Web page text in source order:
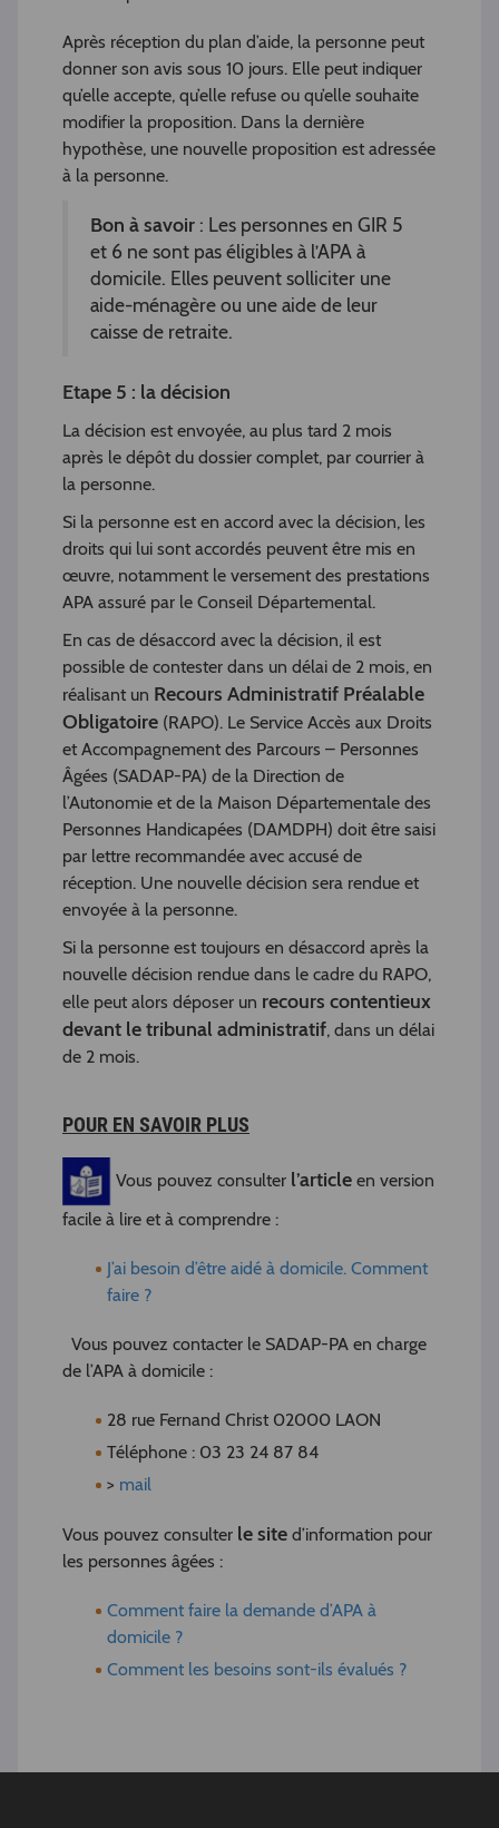
Après réception du plan d’aide, la personne peut
donner son avis sous 10 jours. Elle peut indiquer
qu’elle accepte, qu’elle refuse ou qu’elle souhaite
modifier la proposition. Dans la dernière
hypothèse, une nouvelle proposition est adressée
à la personne.
Bon à savoir : Les personnes en GIR 5
et 6 ne sont pas éligibles à l’APA à
domicile. Elles peuvent solliciter une
aide-ménagère ou une aide de leur
caisse de retraite.
Etape 5 : la décision
La décision est envoyée, au plus tard 2 mois
après le dépôt du dossier complet, par courrier à
la personne.
Si la personne est en accord avec la décision, les
droits qui lui sont accordés peuvent être mis en
œuvre, notamment le versement des prestations
APA assuré par le Conseil Départemental.
En cas de désaccord avec la décision, il est
possible de contester dans un délai de 2 mois, en
réalisant un Recours Administratif Préalable
Obligatoire (RAPO). Le Service Accès aux Droits
et Accompagnement des Parcours – Personnes
Âgées (SADAP-PA) de la Direction de
l’Autonomie et de la Maison Départementale des
Personnes Handicapées (DAMDPH) doit être saisi
par lettre recommandée avec accusé de
réception. Une nouvelle décision sera rendue et
envoyée à la personne.
Si la personne est toujours en désaccord après la
nouvelle décision rendue dans le cadre du RAPO,
elle peut alors déposer un recours contentieux
devant le tribunal administratif, dans un délai
de 2 mois.
POUR EN SAVOIR PLUS
Vous pouvez consulter l’article en version
facile à lire et à comprendre :
J’ai besoin d’être aidé à domicile. Comment
faire ?
Vous pouvez contacter le SADAP-PA en charge
de l’APA à domicile :
28 rue Fernand Christ 02000 LAON
Téléphone : 03 23 24 87 84
> mail
Vous pouvez consulter le site d’information pour
les personnes âgées :
Comment faire la demande d’APA à
domicile ?
Comment les besoins sont-ils évalués ?